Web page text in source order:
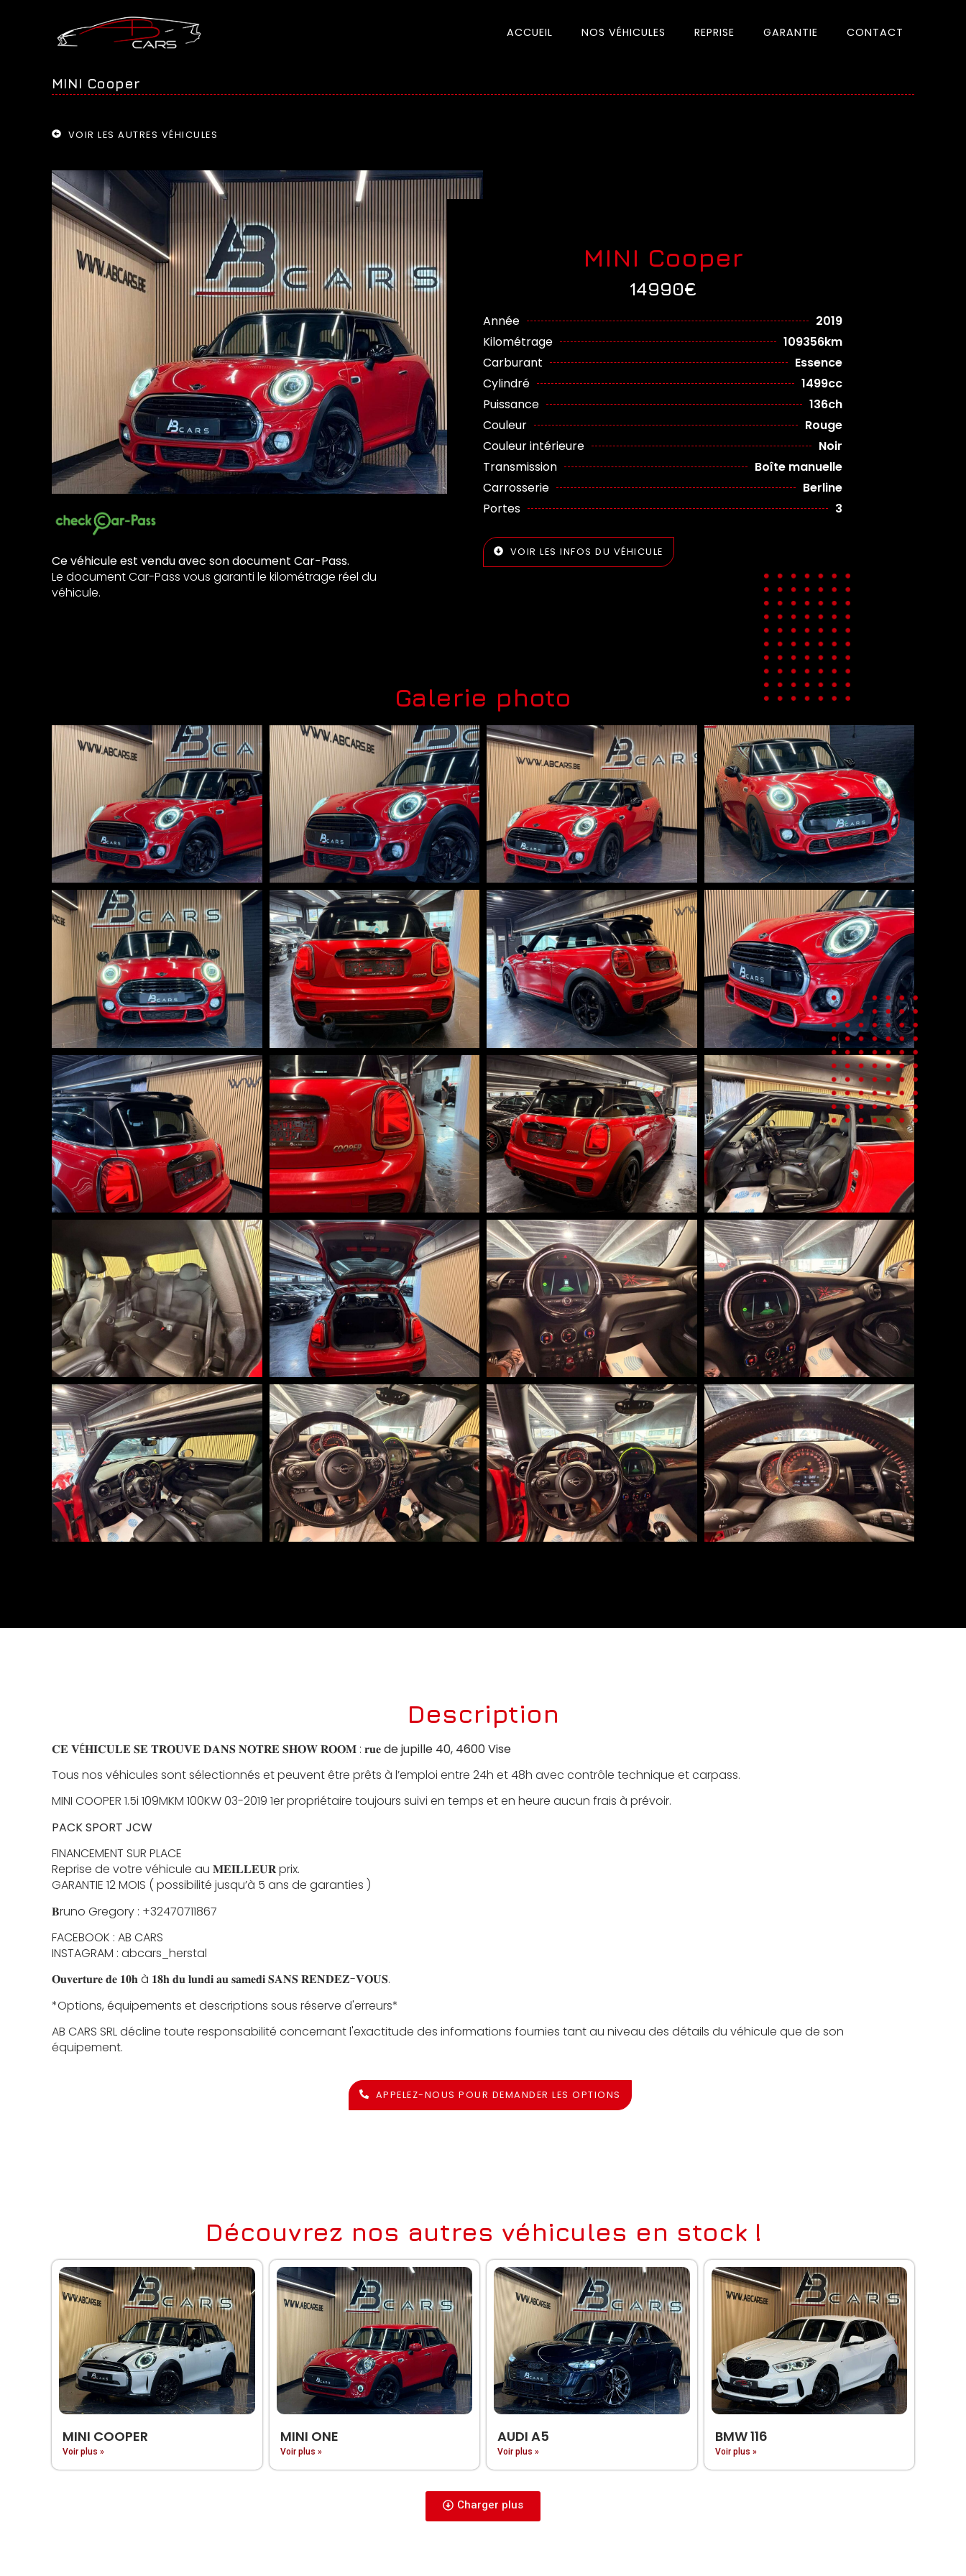
ACCUEIL NOS VÉHICULES REPRISE GARANTIE CONTACT
MINI Cooper
VOIR LES AUTRES VÉHICULES
Ce véhicule est vendu avec son document Car-Pass.
Le document Car-Pass vous garanti le kilométrage réel du
véhicule.
MINI Cooper
14990€
Année
2019
Kilométrage
109356km
Carburant
Essence
Cylindré
1499cc
Puissance
136ch
Couleur
Rouge
Couleur intérieure
Noir
Transmission
Boîte manuelle
Carrosserie
Berline
Portes
3
VOIR LES INFOS DU VÉHICULE
Galerie photo
Description
𝐂𝐄 𝐕É𝐇𝐈𝐂𝐔𝐋𝐄 𝐒𝐄 𝐓𝐑𝐎𝐔𝐕𝐄 𝐃𝐀𝐍𝐒 𝐍𝐎𝐓𝐑𝐄 𝐒𝐇𝐎𝐖 𝐑𝐎𝐎𝐌 : 𝐫𝐮𝐞de jupille 40, 4600 Vise
Tous nos véhicules sont sélectionnés et peuvent être prêts à l’emploi entre 24h et 48h avec contrôle technique et carpass.
MINI COOPER 1.5i 109MKM 100KW 03-2019 1er propriétaire toujours suivi en temps et en heure aucun frais à prévoir.
PACK SPORT JCW
FINANCEMENT SUR PLACE
Reprise de votre véhicule au 𝐌𝐄𝐈𝐋𝐋𝐄𝐔𝐑 prix.
GARANTIE 12 MOIS ( possibilité jusqu’à 5 ans de garanties )
𝐁runo Gregory : +32470711867
FACEBOOK : AB CARS
INSTAGRAM : abcars_herstal
𝐎𝐮𝐯𝐞𝐫𝐭𝐮𝐫𝐞 𝐝𝐞 𝟏𝟎𝐡 à 𝟏𝟖𝐡 𝐝𝐮 𝐥𝐮𝐧𝐝𝐢 𝐚𝐮 𝐬𝐚𝐦𝐞𝐝𝐢 𝐒𝐀𝐍𝐒 𝐑𝐄𝐍𝐃𝐄𝐙-𝐕𝐎𝐔𝐒.
*Options, équipements et descriptions sous réserve d'erreurs*
AB CARS SRL décline toute responsabilité concernant l'exactitude des informations fournies tant au niveau des détails du véhicule que de son
équipement.
APPELEZ-NOUS POUR DEMANDER LES OPTIONS
Découvrez nos autres véhicules en stock !
MINI COOPER
Voir plus »
MINI ONE
Voir plus »
AUDI A5
Voir plus »
BMW 116
Voir plus »
Charger plus